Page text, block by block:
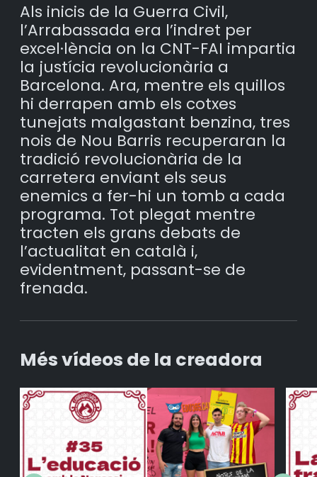
Als inicis de la Guerra Civil,
l’Arrabassada era l’indret per
excel·lència on la CNT-FAI impartia
la justícia revolucionària a
Barcelona. Ara, mentre els quillos
hi derrapen amb els cotxes
tunejats malgastant benzina, tres
nois de Nou Barris recuperaran la
tradició revolucionària de la
carretera enviant els seus
enemics a fer-hi un tomb a cada
programa. Tot plegat mentre
tracten els grans debats de
l’actualitat en català i,
evidentment, passant-se de
frenada.
Més vídeos de la creadora